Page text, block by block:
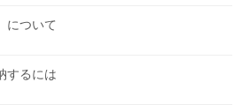
について
するには